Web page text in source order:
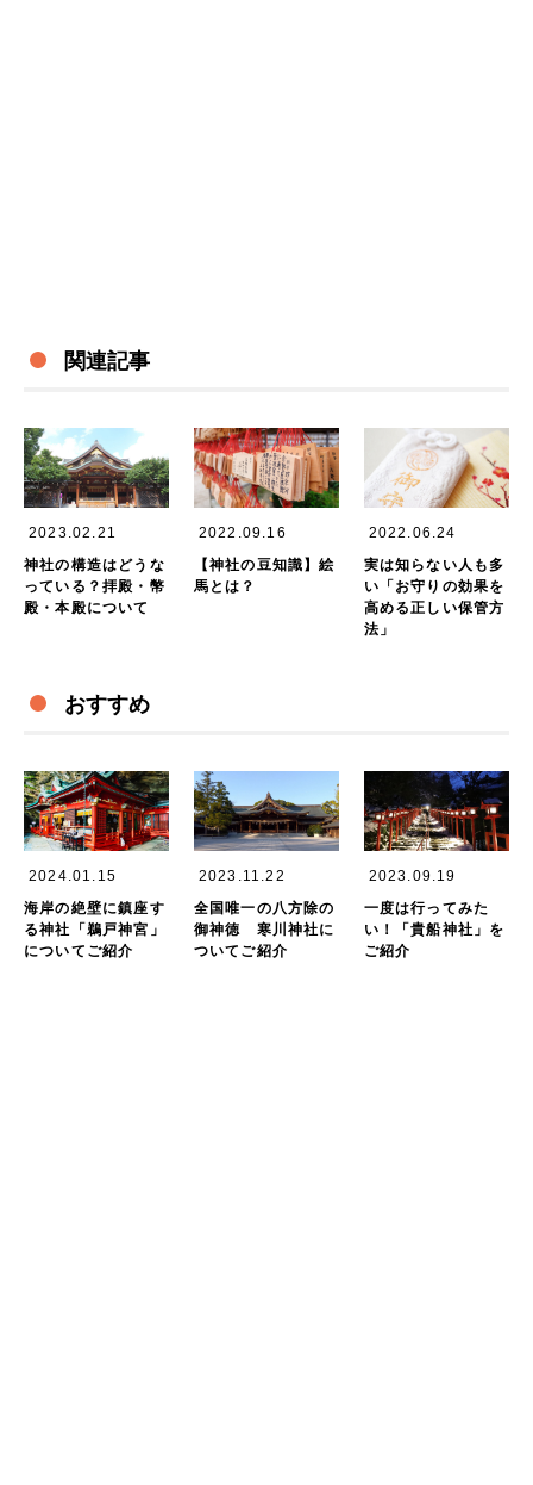
関連記事
神社の構造はどうな
っている？拝殿・幣
殿・本殿について
2023.02.21
【神社の豆知識】絵
馬とは？
2022.09.16
実は知らない人も多
い「お守りの効果を
高める正しい保管方
法」
2022.06.24
おすすめ
海岸の絶壁に鎮座す
る神社「鵜戸神宮」
についてご紹介
2024.01.15
全国唯一の八方除の
御神徳 寒川神社に
ついてご紹介
2023.11.22
一度は行ってみた
い！「貴船神社」を
ご紹介
2023.09.19